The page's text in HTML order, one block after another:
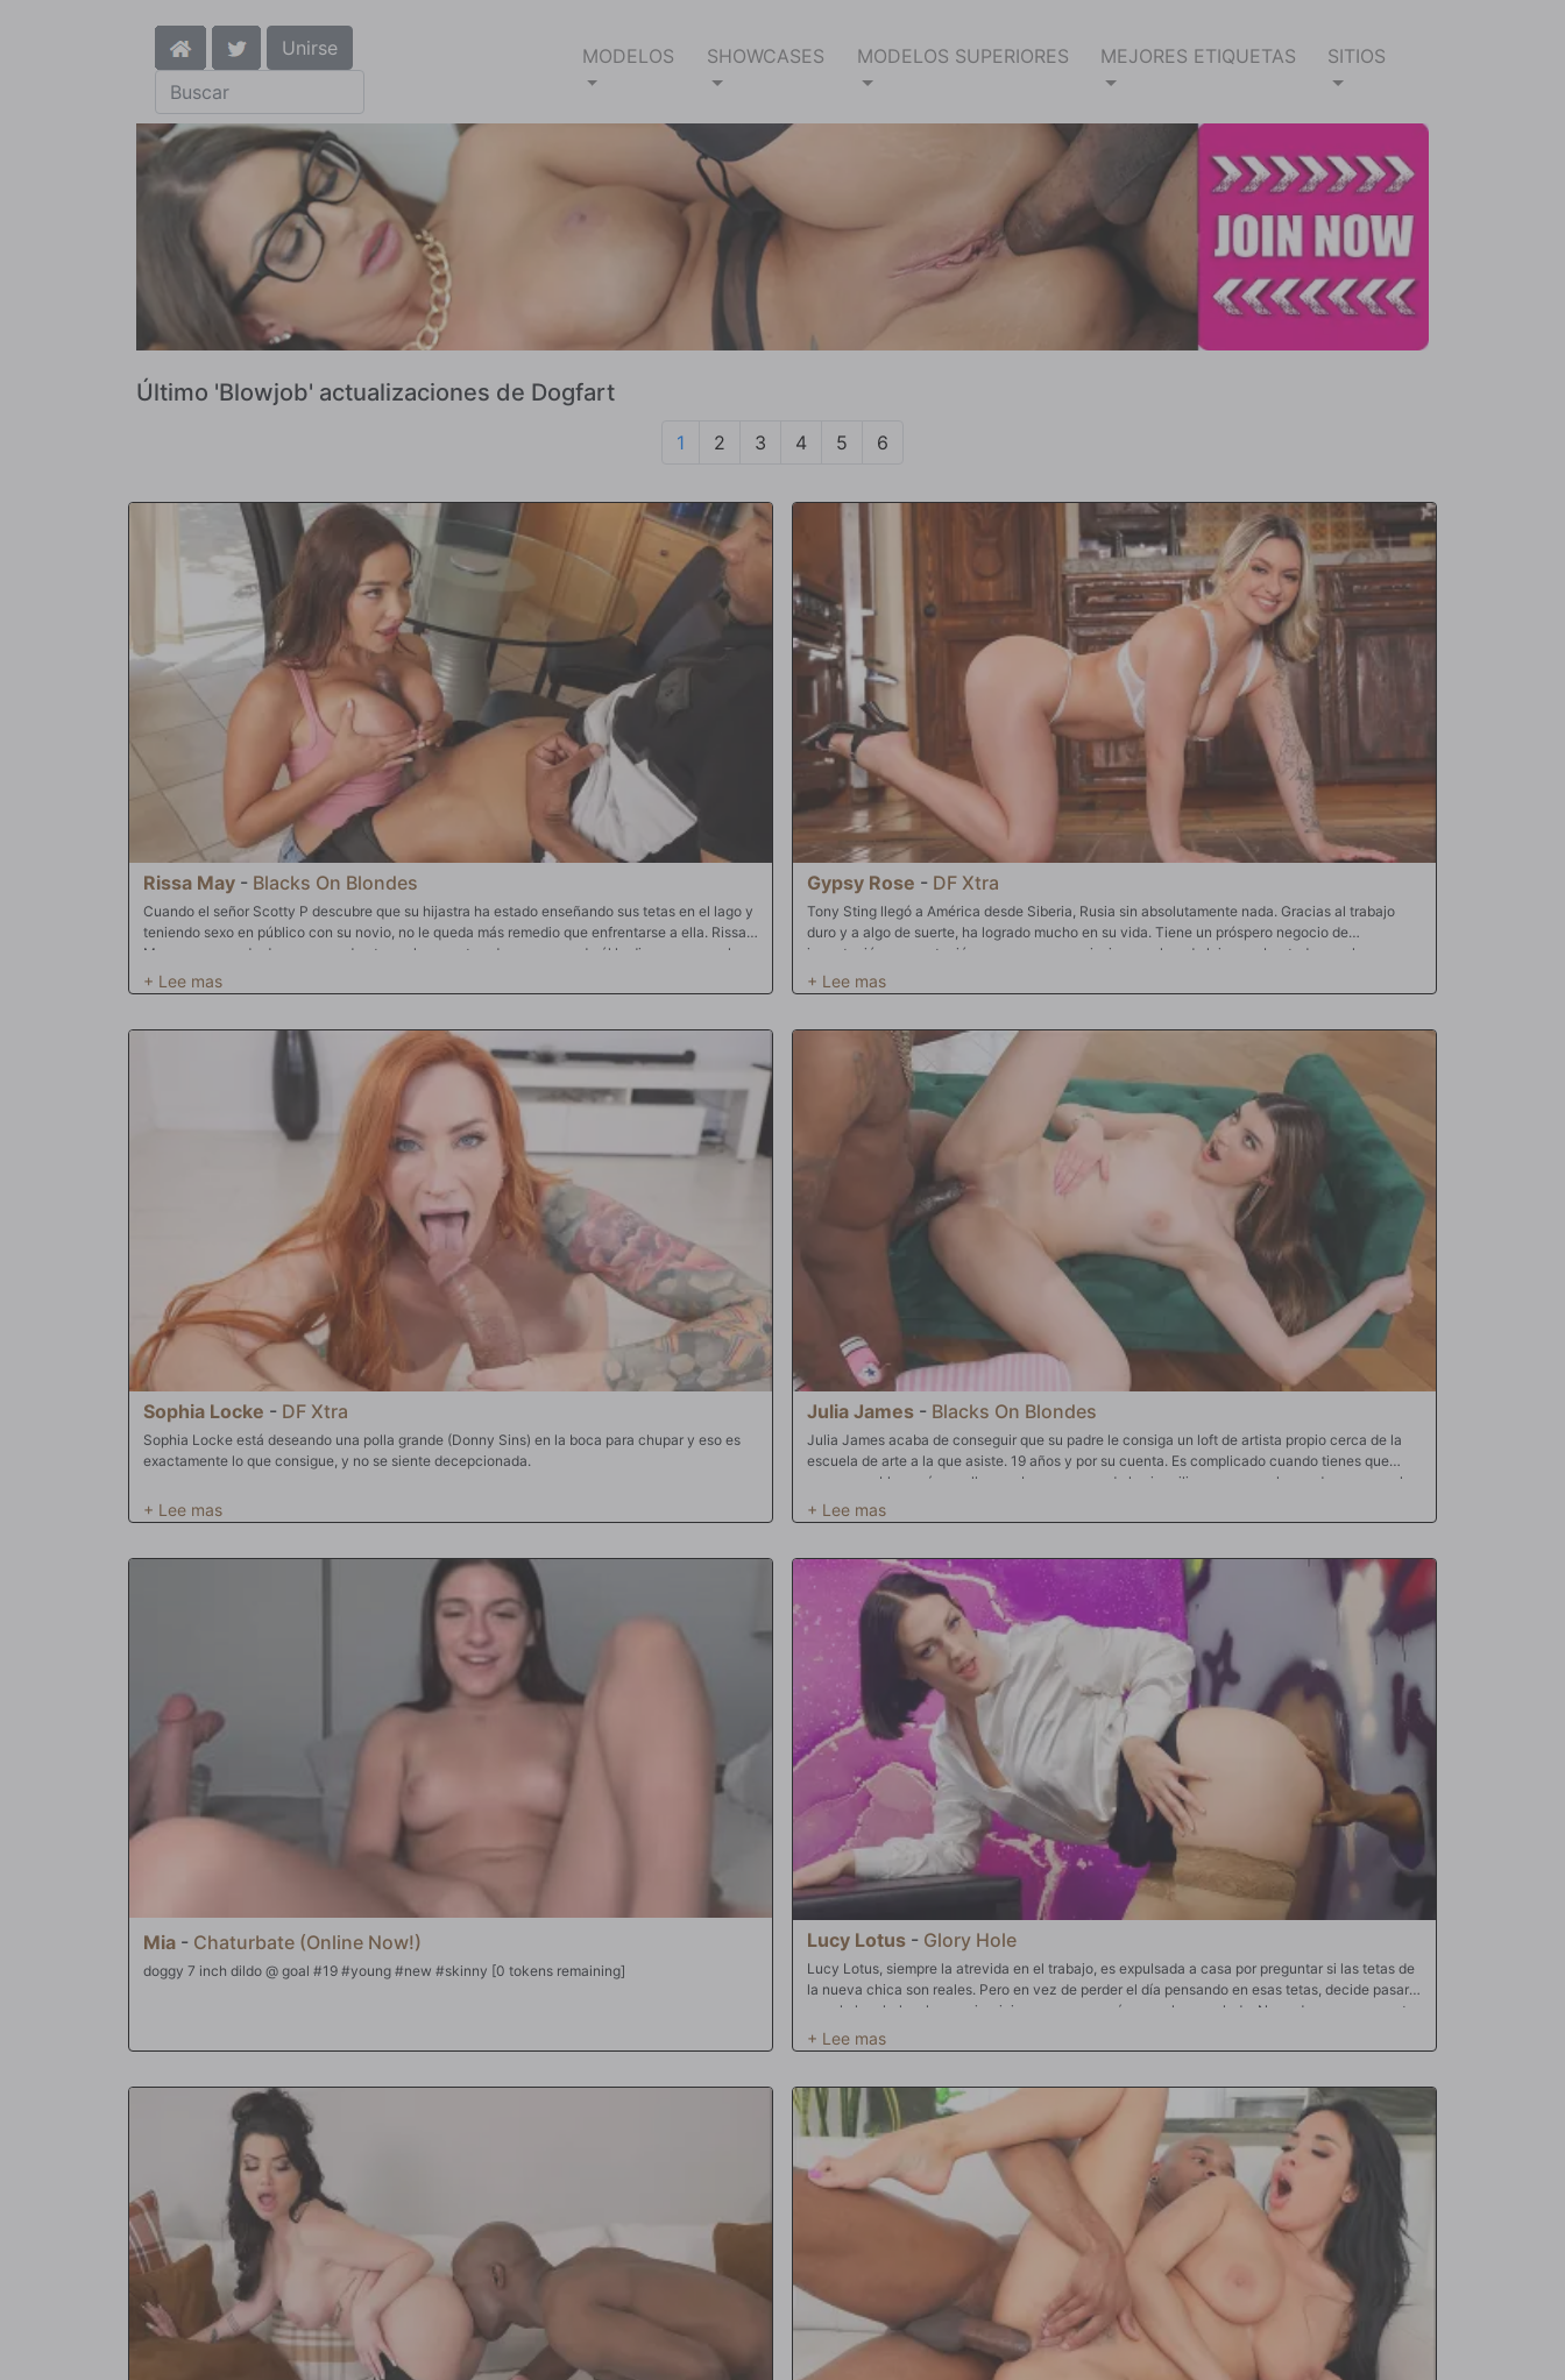
Unirse MODELOS SHOWCASES MODELOS SUPERIORES MEJORES ETIQUETAS SITIOS
Último 'Blowjob' actualizaciones de Dogfart
1 2 3 4 5 6
Rissa May - Blacks On Blondes
Cuando el señor Scotty P descubre que su hijastra ha estado enseñando sus tetas en el lago y
teniendo sexo en público con su novio, no le queda más remedio que enfrentarse a ella. Rissa
May se sorprende de que su padrastro se haya enterado, pero cuando él le dice que no se lo
contará a su madre, ella se siente aliviada. De hecho, ahora que ella está hablando de sexo
con un hombre mayor, quizá él pueda ayudarla a prepararse para la universidad. Preparado
querrán algo más que solo coño. Los universitarios son así. El señor P, por supuesto, se
sorprende un poco cuando Rissa le pide que la folle por el culo, pero cuando ella saca esas
tetas enormes que tiene, decide intentarlo. Chupar esas dulces carnes, los melones pueden
poner duro el pene, rápido y la lamida, lo tenía bien metido en la boca de Rissa. Joder, sabe
chupar una polla. Lo único mejor que su boca en tu polla es su apretada coña. Pulido y pulido,
es un lugar maravilloso para aparcar un torpedo de carne. Después de unas cuantas
posiciones de golpecitos vaginales, llega al plato principal: ese ojo marrón que guiña un ojo y
hace pucheros. Tras algunos tropiezos al principio, oye, es su primera vez, el señor P está
hasta el fondo metido en la cola trasera y arrasando sin parar. Rissa pronto se sube al tren del
assgasmo hacia el cielo mientras Mr. P cierra ese agujero como si fuera suyo. Una fuente de
semen en la cara es la recompensa de Rissa por un trabajo bien hecho.
Gypsy Rose - DF Xtra
Tony Sting llegó a América desde Siberia, Rusia sin absolutamente nada. Gracias al trabajo
duro y a algo de suerte, ha logrado mucho en su vida. Tiene un próspero negocio de
importación y exportación, una gran casa, piscina, coches de lujo y, sobre todo, una hermosa
esposa, Gypsy Rose. Tony es muy afortunado. De hecho, se siente tan afortunado que quiere
compartir su fortuna con su amigo Slim Poke. Especialmente su mayor tesoro: el coño mágico
disfruten. A Tony le encantaría ver esto. Así que hoy trae a uno de sus amigos para follarse a su
mujer. Ah, y que se joda con ella. Slim lleva una serpiente de pantalón enorme y cuando la
suelta, la mujer está literalmente mordisqueando las riendas para meterla en la cavidad de su
polla. Chupando y babeando como una zorra feliz, está en el paraíso de los cerdos mientras se
traga el palo de carne. Pronto esa polla está hasta el fondo en su túnel de placer goteante.
Joder, esto es un coño de la hostia, es todo lo que Slim puede pensar mientras folla con fuerza
a la esposa caliente para deleite de su marido ruso Tony, que sonríe y sonríe al ver cuánta
felicidad comparte con su amigo.
Sophia Locke - DF Xtra
Sophia Locke está deseando una polla grande (Donny Sins) en la boca para chupar y eso es
exactamente lo que consigue, y no se siente decepcionada.
Julia James - Blacks On Blondes
Julia James acaba de conseguir que su padre le consiga un loft de artista propio cerca de la
escuela de arte a la que asiste. 19 años y por su cuenta. Es complicado cuando tienes que
mover muebles, así que ella va a buscar a uno de los inquilinos para que le ayude a mover el
sofá. Es un hombre guapo y extremadamente alto, Dios de Chocolate, que hace que su
pequeño coño se mueva y gotee. Con las bragas empapadas, siente que debería darle algo al
hombres les encanta cuando ella se lo ofrece. Cuando sale su polla, madre mía, se excita
mucho. Es jodidamente enorme. Pronto está follando duro con esa pequeña coño suya,
dejando un buen filete tubular. Corriendo una y otra vez, Julia realmente está rompiendo en su
nuevo espacio de vida. Ojalá pueda divertirse así con todos sus vecinos.
Mia - Chaturbate (Online Now!)
doggy 7 inch dildo @ goal #19 #young #new #skinny [0 tokens remaining]
Lucy Lotus - Glory Hole
Lucy Lotus, siempre la atrevida en el trabajo, es expulsada a casa por preguntar si las tetas de
la nueva chica son reales. Pero en vez de perder el día pensando en esas tetas, decide pasar
por el glory hole y hacer ejercicio con esa energía sexual acumulada. No poder conocer gente
en el trabajo hoy en día la ha llevado a buscar este tipo de formas alternativas de excitarse y
suele encontrar pollas grandes allí además. Hoy no fue diferente y encontró un pene largo y
Montando esa polla con fuerza y sudando, se pone desnuda para follar y chupar bien esa
polla. Es recompensada como una buena zorra con una gran carga en la cara y las tetas y una
sonrisa que siempre le regala el glory hole.